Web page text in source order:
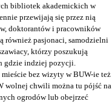
bibliotek akademickich w
przewijają się przez nią
doktorantów i pracowników
również pasjonaci, samodzielni
którzy poszukują
gdzie indziej pozycji.
bez wizyty w BUW-ie też
wolnej chwili można tu pójść na
ogrodów lub obejrzeć